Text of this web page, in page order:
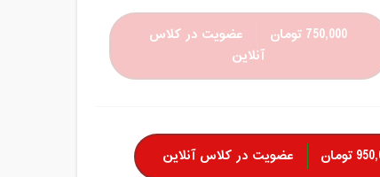
750,000 تومان
عضویت در کلاس
آنلاین
تومان عضویت در کلاس آنلاین